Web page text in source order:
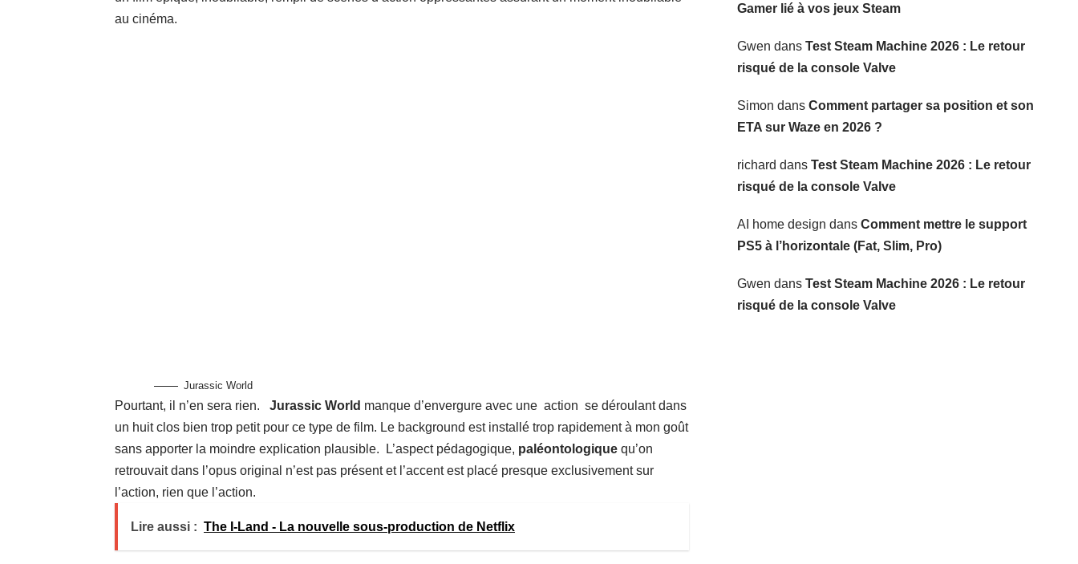
au cinéma.
Jurassic World
Pourtant, il n’en sera rien. Jurassic World manque d’envergure avec une action se déroulant dans
un huit clos bien trop petit pour ce type de film. Le background est installé trop rapidement à mon goût
sans apporter la moindre explication plausible. L’aspect pédagogique, paléontologique qu’on
retrouvait dans l’opus original n’est pas présent et l’accent est placé presque exclusivement sur
l’action, rien que l’action.
Lire aussi : The I-Land - La nouvelle sous-production de Netflix
Gamer lié à vos jeux Steam
Gwen dans Test Steam Machine 2026 : Le retour
risqué de la console Valve
Simon dans Comment partager sa position et son
ETA sur Waze en 2026 ?
richard dans Test Steam Machine 2026 : Le retour
risqué de la console Valve
AI home design dans Comment mettre le support
PS5 à l’horizontale (Fat, Slim, Pro)
Gwen dans Test Steam Machine 2026 : Le retour
risqué de la console Valve